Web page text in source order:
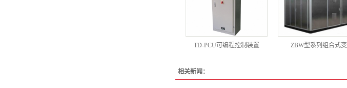
TD-PCU可编程控制装置 ZBW型系列组合式变
相关新闻：